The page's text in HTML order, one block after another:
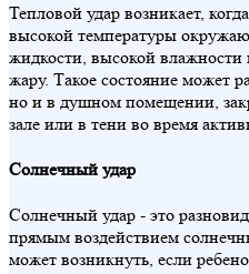
Тепловой удар возникает,
высокой температуры
жидкости, высокой влажности
жару. Такое состояние может
но и в душном помещении,
зале или в тени во время
Солнечный удар
Солнечный удар - это
прямым воздействием
может возникнуть, если